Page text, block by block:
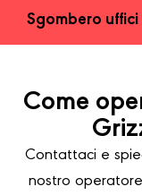
Sgombero uffici
Come
Contattaci e
nostro